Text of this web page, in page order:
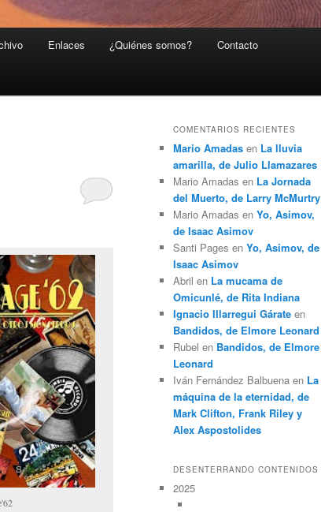
Enlaces ¿Quiénes somos? Contacto
COMENTARIOS RECIENTES
Mario Amadas en La lluvia
amarilla, de Julio Llamazares
Mario Amadas en La Jornada
del Muerto, de Larry McMurtry
Mario Amadas en Yo, Asimov,
de Isaac Asimov
Santi Pages en Yo, Asimov, de
Isaac Asimov
Abril en La mucama de
Omicunlé, de Rita Indiana
Ignacio Illarregui Gárate en
Bandidos, de Elmore Leonard
Rubel en Bandidos, de Elmore
Leonard
Iván Fernández Balbuena en La
máquina de la eternidad, de
Mark Clifton, Frank Riley y
Alex Aspostolides
DESENTERRANDO CONTENIDOS
2025